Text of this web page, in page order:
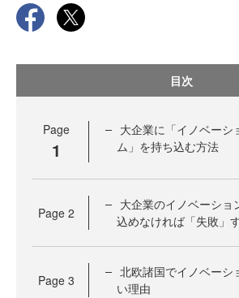
目次
Page
1
大企業に「イノベーシ
ム」を持ち込む方法
Page 2
大企業のイノベーショ
込めなければ「失敗」
Page 3
北欧諸国でイノベーシ
い理由